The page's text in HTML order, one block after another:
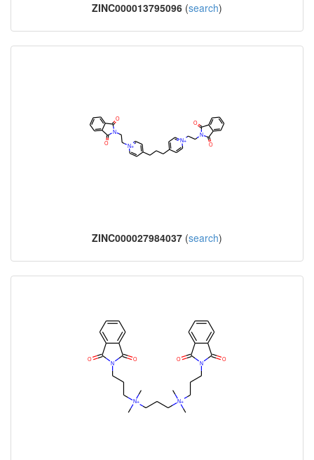
ZINC000013795096 (search)
ZINC000027984037 (search)